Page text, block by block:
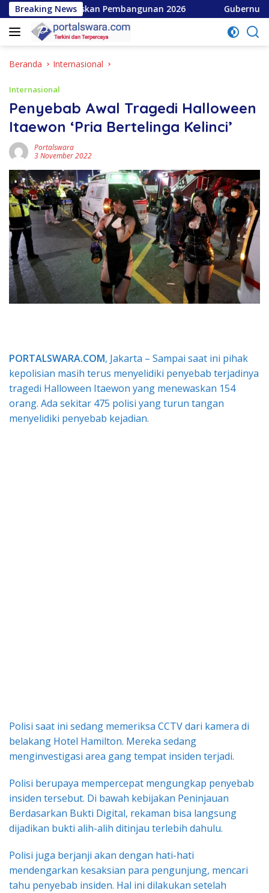
Langsung
ke
konten
Breaking NewsPembangunan 2026 Gubernur Bobby
Beranda Internasional
Internasional
Penyebab Awal Tragedi Halloween
Itaewon ‘Pria Bertelinga Kelinci’
Portalswara
3 November 2022
PORTALSWARA.COM, Jakarta – Sampai saat ini pihak
kepolisian masih terus menyelidiki penyebab terjadinya
tragedi Halloween Itaewon yang menewaskan 154
orang. Ada sekitar 475 polisi yang turun tangan
menyelidiki penyebab kejadian.
Polisi saat ini sedang memeriksa CCTV dari kamera di
belakang Hotel Hamilton. Mereka sedang
menginvestigasi area gang tempat insiden terjadi.
Polisi berupaya mempercepat mengungkap penyebab
insiden tersebut. Di bawah kebijakan Peninjauan
Berdasarkan Bukti Digital, rekaman bisa langsung
dijadikan bukti alih-alih ditinjau terlebih dahulu.
Polisi juga berjanji akan dengan hati-hati
mendengarkan kesaksian para pengunjung, mencari
tahu penyebab insiden. Hal ini dilakukan setelah